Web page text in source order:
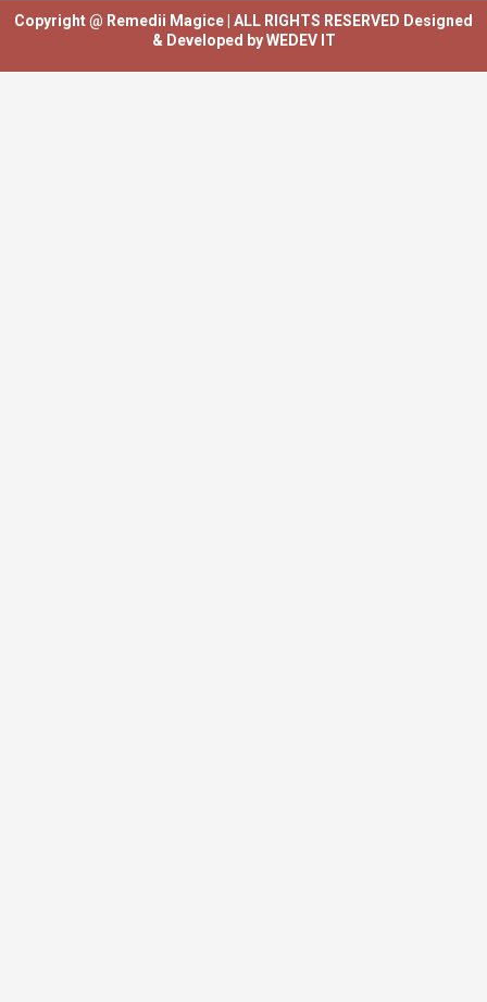
Copyright @ Remedii Magice | ALL RIGHTS RESERVED Designed
& Developed by WEDEV IT